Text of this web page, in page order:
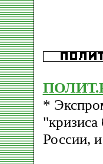
*
России,